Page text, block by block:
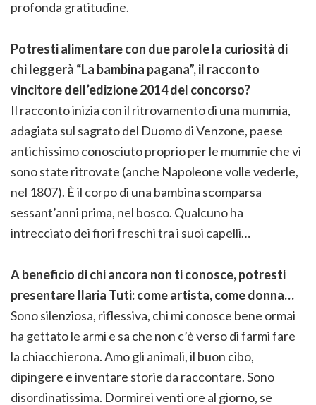
profonda gratitudine.
Potresti alimentare con due parole la curiosità di
chi leggerà “La bambina pagana”, il racconto
vincitore dell’edizione 2014 del concorso?
Il racconto inizia con il ritrovamento di una mummia,
adagiata sul sagrato del Duomo di Venzone, paese
antichissimo conosciuto proprio per le mummie che vi
sono state ritrovate (anche Napoleone volle vederle,
nel 1807). È il corpo di una bambina scomparsa
sessant’anni prima, nel bosco. Qualcuno ha
intrecciato dei fiori freschi tra i suoi capelli…
A beneficio di chi ancora non ti conosce, potresti
presentare Ilaria Tuti: come artista, come donna…
Sono silenziosa, riflessiva, chi mi conosce bene ormai
ha gettato le armi e sa che non c’è verso di farmi fare
la chiacchierona. Amo gli animali, il buon cibo,
dipingere e inventare storie da raccontare. Sono
disordinatissima. Dormirei venti ore al giorno, se